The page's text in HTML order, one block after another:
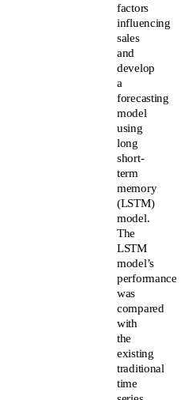
factors
influencing
sales
and
develop
a
forecasting
model
using
long
short-
term
memory
(LSTM)
model.
The
LSTM
model’s
performance
was
compared
with
the
existing
traditional
time